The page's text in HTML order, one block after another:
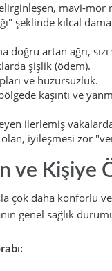
mavi-mor
şeklinde kılcal
doğru artan ağrı,
şişlik (ödem).
ve huzursuzluk.
kaşıntı ve
ilerlemiş
iyileşmesi zor
ve Kişiye
çok daha konforlu
genel sağlık